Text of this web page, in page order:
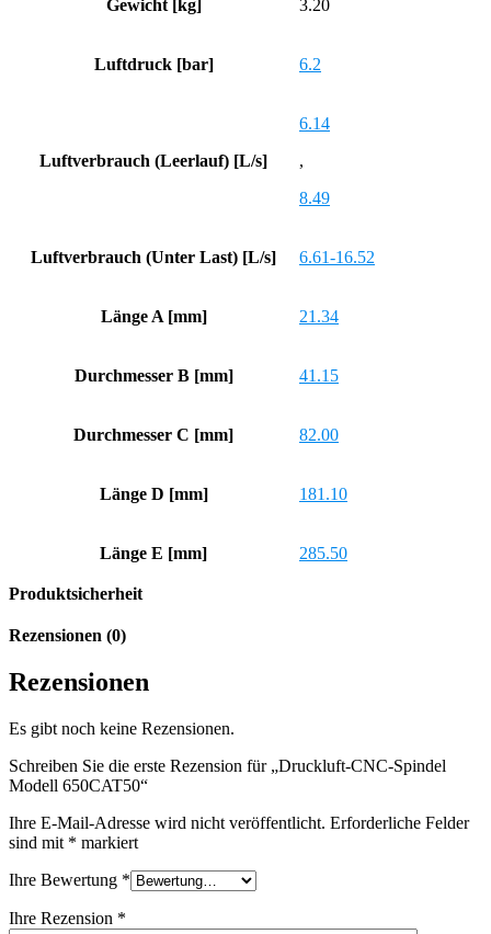
Gewicht [kg] 3.20
Luftdruck [bar] 6.2
Luftverbrauch (Leerlauf) [L/s]
6.14
,
8.49
Luftverbrauch (Unter Last) [L/s] 6.61-16.52
Länge A [mm] 21.34
Durchmesser B [mm] 41.15
Durchmesser C [mm] 82.00
Länge D [mm] 181.10
Länge E [mm] 285.50
Produktsicherheit
Rezensionen (0)
Rezensionen
Es gibt noch keine Rezensionen.
Schreiben Sie die erste Rezension für „Druckluft-CNC-Spindel
Modell 650CAT50“
Ihre E-Mail-Adresse wird nicht veröffentlicht. Erforderliche Felder
sind mit * markiert
Ihre Bewertung *
Ihre Rezension *